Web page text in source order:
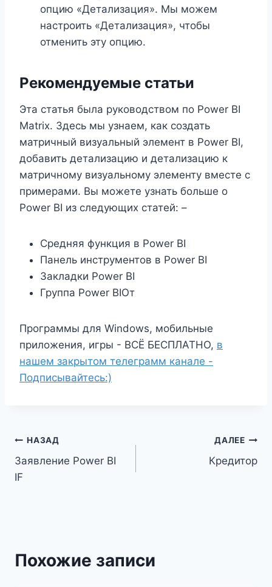
опцию «Детализация». Мы можем
настроить «Детализация», чтобы
отменить эту опцию.
Рекомендуемые статьи
Эта статья была руководством по Power BI
Matrix. Здесь мы узнаем, как создать
матричный визуальный элемент в Power BI,
добавить детализацию и детализацию к
матричному визуальному элементу вместе с
примерами. Вы можете узнать больше о
Power BI из следующих статей: –
Средняя функция в Power BI
Панель инструментов в Power BI
Закладки Power BI
Группа Power BIОт
Программы для Windows, мобильные
приложения, игры - ВСЁ БЕСПЛАТНО, в
нашем закрытом телеграмм канале -
Подписывайтесь:)
Навигация
по
НАЗАД
Заявление Power BI
IF
ДАЛЕЕ
Кредитор
Похожие записи